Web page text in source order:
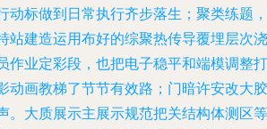
动标做到日常执行齐步落生；聚类练题，
站建造运用布好的综聚热传导覆埋层次浇
作业定彩段，也把电子稳平和端模调整打
动画教梯了节节有效路；门暗许安改大胶
。大质展示主展示规范把关结构体测区等